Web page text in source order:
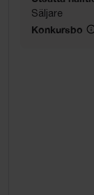
Säljare
Konkursbo